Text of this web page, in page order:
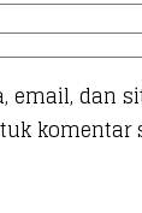
email, dan
komentar